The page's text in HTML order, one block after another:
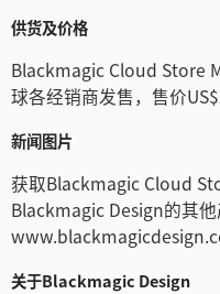
供货及价格
Blackmagic Cloud Store
球各经销商发售，售价
新闻图片
获取Blackmagic Cloud
Blackmagic Design的其
关于Blackmagic Design